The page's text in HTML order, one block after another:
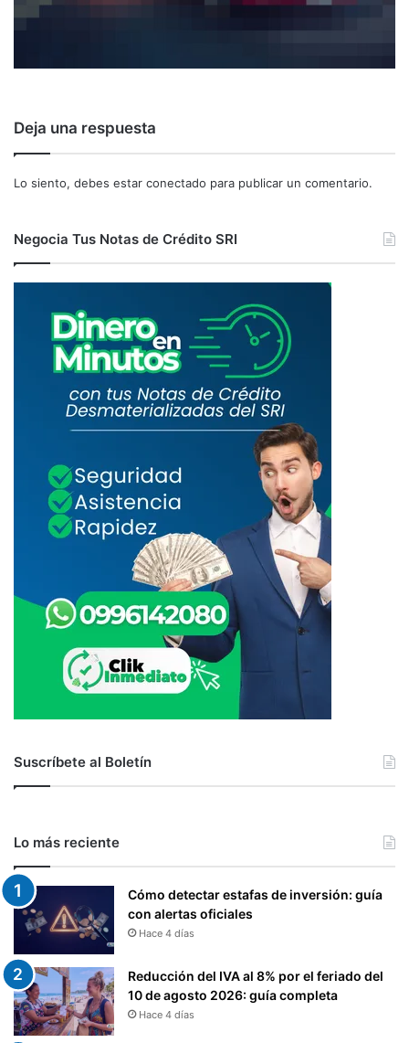
Deja una respuesta
Lo siento, debes estar conectado para publicar un comentario.
Negocia Tus Notas de Crédito SRI
Suscríbete al Boletín
Lo más reciente
Cómo detectar estafas de inversión: guía
con alertas oficiales
Hace 4 días
Reducción del IVA al 8% por el feriado del
10 de agosto 2026: guía completa
Hace 4 días